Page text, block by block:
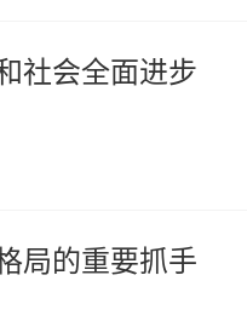
社会全面进步
局的重要抓手